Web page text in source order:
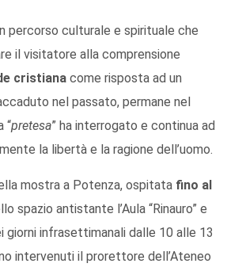
percorso culturale e spirituale che
il visitatore alla comprensione
cristiana come risposta ad un
nel passato, permane nel
“pretesa” ha interrogato e continua ad
la libertà e la ragione dell’uomo.
mostra a Potenza, ospitata fino al
spazio antistante l’Aula “Rinauro” e
giorni infrasettimanali dalle 10 alle 13
intervenuti il prorettore dell’Ateneo